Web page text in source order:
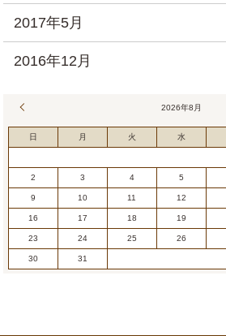
2017年5月
2016年12月
2026年8月
日 月 火 水
2 3 4 5
9 10 11 12
16 17 18 19
23 24 25 26
30 31